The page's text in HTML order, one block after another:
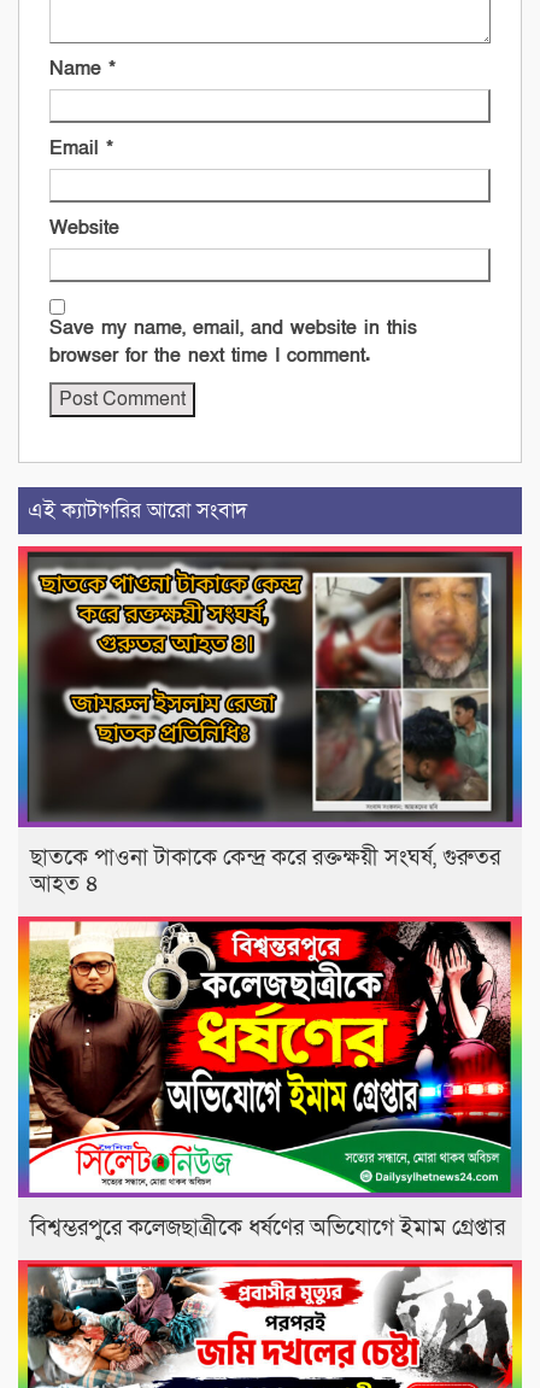
Name *
Email *
Website
Save my name, email, and website in this
browser for the next time I comment.
এই ক্যাটাগরির আরো সংবাদ
‎​ছাতকে পাওনা টাকাকে কেন্দ্র করে রক্তক্ষয়ী সংঘর্ষ, গুরুতর
আহত ৪
বিশ্বম্ভরপুরে কলেজছাত্রীকে ধর্ষণের অভিযোগে ইমাম গ্রেপ্তার